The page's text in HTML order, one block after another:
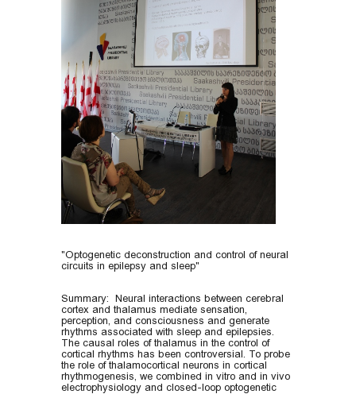
"Optogenetic deconstruction and control of neural
circuits in epilepsy and sleep"
Summary: Neural interactions between cerebral
cortex and thalamus mediate sensation,
perception, and consciousness and generate
rhythms associated with sleep and epilepsies.
The causal roles of thalamus in the control of
cortical rhythms has been controversial. To probe
the role of thalamocortical neurons in cortical
rhythmogenesis, we combined in vitro and in vivo
electrophysiology and closed-loop optogenetic